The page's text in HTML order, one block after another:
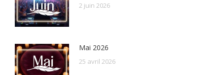
2 juin 2026
Mai 2026
25 avril 2026